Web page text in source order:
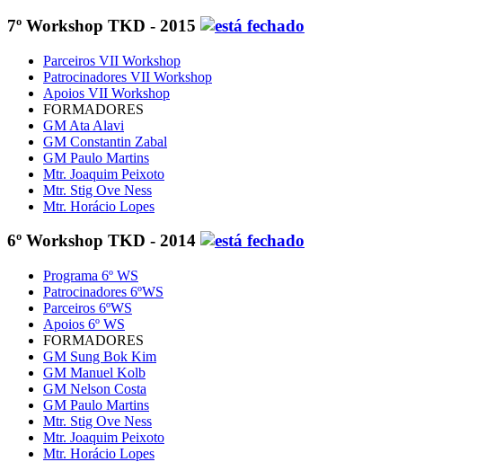
7º Workshop TKD - 2015
Parceiros VII Workshop
Patrocinadores VII Workshop
Apoios VII Workshop
FORMADORES
GM Ata Alavi
GM Constantin Zabal
GM Paulo Martins
Mtr. Joaquim Peixoto
Mtr. Stig Ove Ness
Mtr. Horácio Lopes
6º Workshop TKD - 2014
Programa 6º WS
Patrocinadores 6ºWS
Parceiros 6ºWS
Apoios 6º WS
FORMADORES
GM Sung Bok Kim
GM Manuel Kolb
GM Nelson Costa
GM Paulo Martins
Mtr. Stig Ove Ness
Mtr. Joaquim Peixoto
Mtr. Horácio Lopes